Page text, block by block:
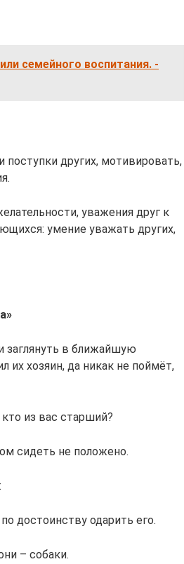
семейного воспитания. -
поступки других, мотивировать,
уважения друг к
умение уважать других,
заглянуть в ближайшую
хозяин, да никак не поймёт,
из вас старший?
сидеть не положено.
достоинству одарить его.
– собаки.